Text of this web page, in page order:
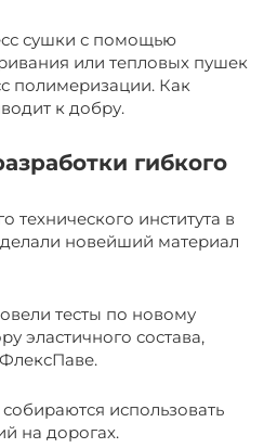
сушки с помощью
или тепловых пушек
полимеризации. Как
к добру.
гибкого
технического института в
новейший материал
тесты по новому
эластичного состава,
использовать
на дорогах.